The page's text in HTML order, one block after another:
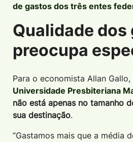
de gastos dos três entes
Qualidade dos
preocupa
Para o economista Allan
Universidade Presbiteriana
não está apenas no tamanho
sua destinação.
“Gastamos mais que a média